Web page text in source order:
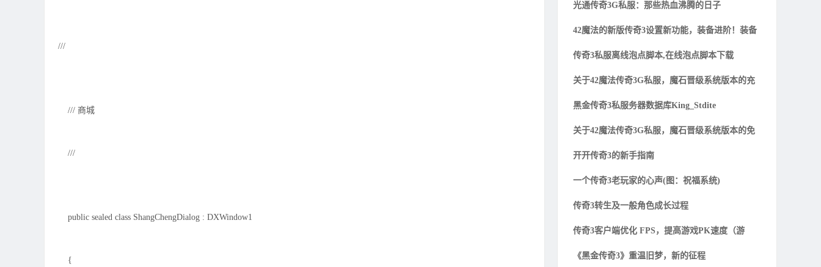
///
/// 商城
///
public sealed class ShangChengDialog : DXWindow1
{
光通传奇3G私服：那些热血沸腾的日子
42魔法的新版传奇3设置新功能，装备进阶！装备
传奇3私服离线泡点脚本,在线泡点脚本下载
关于42魔法传奇3G私服，魔石晋级系统版本的充
黑金传奇3私服务器数据库King_Stdite
关于42魔法传奇3G私服，魔石晋级系统版本的免
开开传奇3的新手指南
一个传奇3老玩家的心声(图：祝福系统)
传奇3转生及一般角色成长过程
传奇3客户端优化 FPS，提高游戏PK速度（游
《黑金传奇3》重温旧梦，新的征程